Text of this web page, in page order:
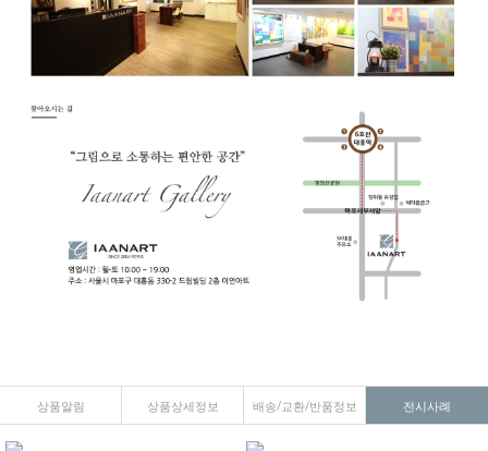
상품알림 상품상세정보 배송/교환/반품정보 전시사례